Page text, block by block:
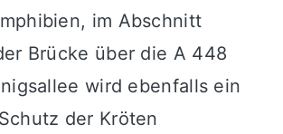
im Abschnitt
Brücke über die A 448
wird ebenfalls ein
der Kröten